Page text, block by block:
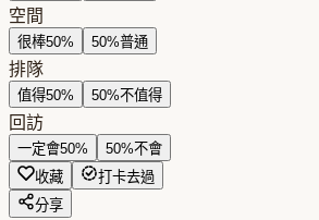
空間
很棒50% 50%普通
排隊
值得50% 50%不值得
回訪
一定會50% 50%不會
收藏
打卡去過
分享